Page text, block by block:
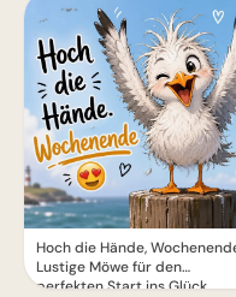
Hoch die Hände,
Lustige Möwe für den
perfekten Start ins Glück.